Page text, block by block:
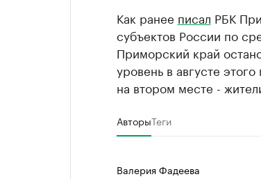
Как ранее писал РБК
субъектов России по
Приморский край
уровень в августе
на втором месте -
АвторыТеги
Валерия Фадеева